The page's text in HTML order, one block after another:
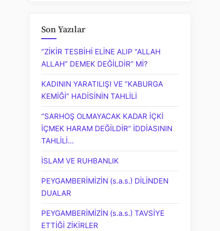
Son Yazılar
“ZİKİR TESBİHİ ELİNE ALIP “ALLAH
ALLAH” DEMEK DEĞİLDİR” Mİ?
KADININ YARATILIŞI VE “KABURGA
KEMİĞİ” HADİSİNİN TAHLİLİ
“SARHOŞ OLMAYACAK KADAR İÇKİ
İÇMEK HARAM DEĞİLDİR” İDDİASININ
TAHLİLİ…
İSLAM VE RUHBANLIK
PEYGAMBERİMİZİN (s.a.s.) DİLİNDEN
DUALAR
PEYGAMBERİMİZİN (s.a.s.) TAVSİYE
ETTİĞİ ZİKİRLER